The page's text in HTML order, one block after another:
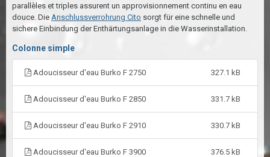
parallèles et triples assurent un approvisionnement continu en eau
douce. Die Anschlussverrohrung Cito sorgt für eine schnelle und
sichere Einbindung der Enthärtungsanlage in die Wasserinstallation.
Colonne simple
Adoucisseur d'eau Burko F 2750 327.1 kB
Adoucisseur d'eau Burko F 2850 331.7 kB
Adoucisseur d'eau Burko F 2910 330.7 kB
Adoucisseur d'eau Burko F 3900 376.5 kB